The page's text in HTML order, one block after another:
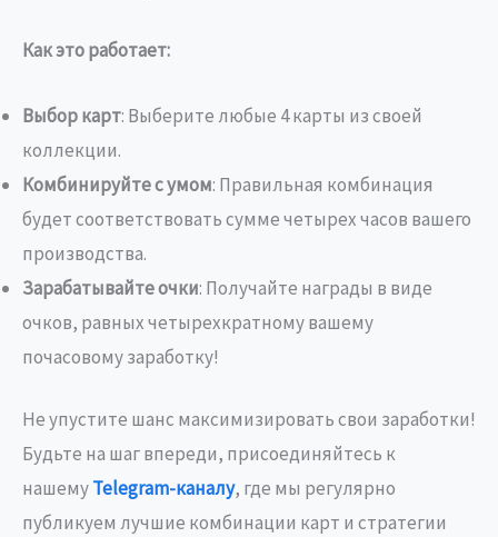
Как это работает:
Выбор карт: Выберите любые 4 карты из своей
коллекции.
Комбинируйте с умом: Правильная комбинация
будет соответствовать сумме четырех часов вашего
производства.
Зарабатывайте очки: Получайте награды в виде
очков, равных четырехкратному вашему
почасовому заработку!
Не упустите шанс максимизировать свои заработки!
Будьте на шаг впереди, присоединяйтесь к
нашемуTelegram-каналу, где мы регулярно
публикуем лучшие комбинации карт и стратегии